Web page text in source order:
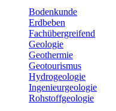
Bodenkunde
Erdbeben
Fachübergreifend
Geologie
Geothermie
Geotourismus
Hydrogeologie
Ingenieurgeologie
Rohstoffgeologie